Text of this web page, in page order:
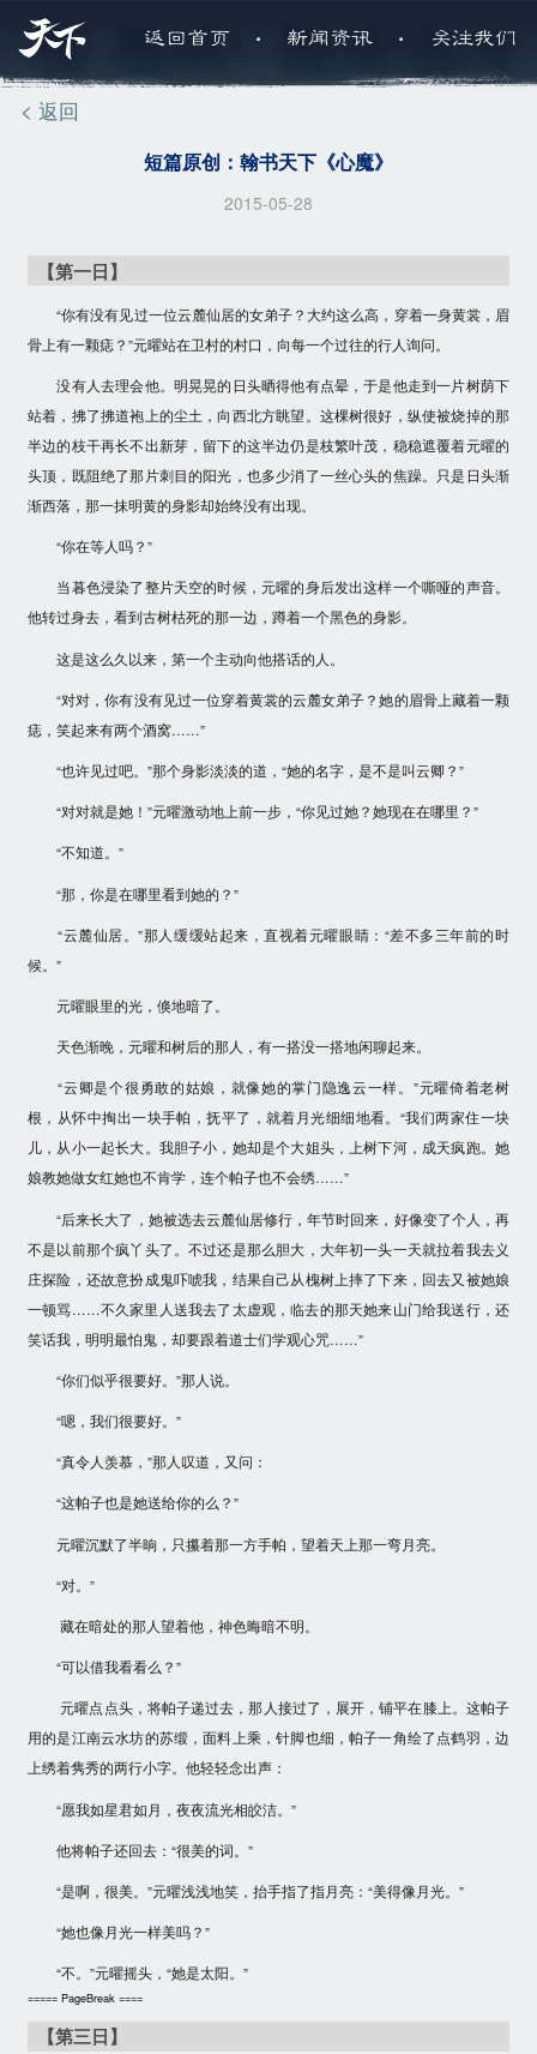
返回首页 . 新闻资讯 . 关注我们
< 返回
短篇原创：翰书天下《心魔》
2015-05-28
【第一日】
“你有没有见过一位云麓仙居的女弟子？大约这么高，穿着一身黄裳，眉
骨上有一颗痣？”元曜站在卫村的村口，向每一个过往的行人询问。
没有人去理会他。明晃晃的日头晒得他有点晕，于是他走到一片树荫下
站着，拂了拂道袍上的尘土，向西北方眺望。这棵树很好，纵使被烧掉的那
半边的枝干再长不出新芽，留下的这半边仍是枝繁叶茂，稳稳遮覆着元曜的
头顶，既阻绝了那片刺目的阳光，也多少消了一丝心头的焦躁。只是日头渐
渐西落，那一抹明黄的身影却始终没有出现。
“你在等人吗？”
当暮色浸染了整片天空的时候，元曜的身后发出这样一个嘶哑的声音。
他转过身去，看到古树枯死的那一边，蹲着一个黑色的身影。
这是这么久以来，第一个主动向他搭话的人。
“对对，你有没有见过一位穿着黄裳的云麓女弟子？她的眉骨上藏着一颗
痣，笑起来有两个酒窝……”
“也许见过吧。”那个身影淡淡的道，“她的名字，是不是叫云卿？”
“对对就是她！”元曜激动地上前一步，“你见过她？她现在在哪里？”
“不知道。”
“那，你是在哪里看到她的？”
“云麓仙居。”那人缓缓站起来，直视着元曜眼睛：“差不多三年前的时
候。”
元曜眼里的光，倏地暗了。
天色渐晚，元曜和树后的那人，有一搭没一搭地闲聊起来。
“云卿是个很勇敢的姑娘，就像她的掌门隐逸云一样。”元曜倚着老树
根，从怀中掏出一块手帕，抚平了，就着月光细细地看。“我们两家住一块
儿，从小一起长大。我胆子小，她却是个大姐头，上树下河，成天疯跑。她
娘教她做女红她也不肯学，连个帕子也不会绣……”
“后来长大了，她被选去云麓仙居修行，年节时回来，好像变了个人，再
不是以前那个疯丫头了。不过还是那么胆大，大年初一头一天就拉着我去义
庄探险，还故意扮成鬼吓唬我，结果自己从槐树上摔了下来，回去又被她娘
一顿骂……不久家里人送我去了太虚观，临去的那天她来山门给我送行，还
笑话我，明明最怕鬼，却要跟着道士们学观心咒……”
“你们似乎很要好。”那人说。
“嗯，我们很要好。”
“真令人羡慕，”那人叹道，又问：
“这帕子也是她送给你的么？”
元曜沉默了半晌，只攥着那一方手帕，望着天上那一弯月亮。
“对。”
藏在暗处的那人望着他，神色晦暗不明。
“可以借我看看么？”
元曜点点头，将帕子递过去，那人接过了，展开，铺平在膝上。这帕子
用的是江南云水坊的苏缎，面料上乘，针脚也细，帕子一角绘了点鹤羽，边
上绣着隽秀的两行小字。他轻轻念出声：
“愿我如星君如月，夜夜流光相皎洁。”
他将帕子还回去：“很美的词。”
“是啊，很美。”元曜浅浅地笑，抬手指了指月亮：“美得像月光。”
“她也像月光一样美吗？”
“不。”元曜摇头，“她是太阳。”
===== PageBreak ====
【第三日】